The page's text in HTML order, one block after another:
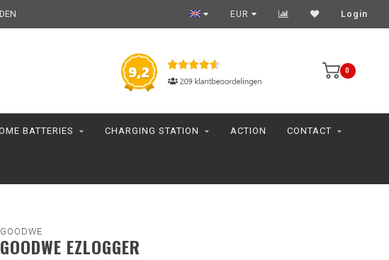
EUR Login
0
BATTERIES CHARGING STATION ACTION CONTACT
GOODWE
GOODWE EZLOGGER